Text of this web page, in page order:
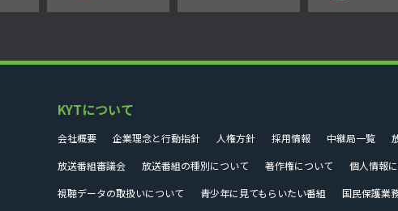
KYTについて
会社概要 企業理念と行動指針 人権方針 採用情報 中継局一覧
放送番組審議会
放送番組の種別について 著作権について
個人情報
視聴データの取扱いについて
青少年に見てもらいたい番組 国民保護業